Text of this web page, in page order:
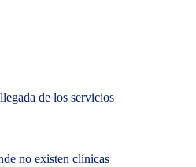
de los servicios
no existen clínicas